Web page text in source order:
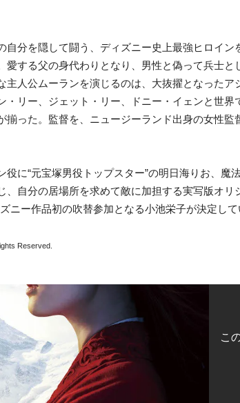
自分を隠して闘う、ディズニー史上最強ヒロイン
愛する父の身代わりとなり、男性と偽って兵士と
主人公ムーランを演じるのは、大抜擢となったア
・リー、ジェット・リー、ドニー・イェンと世界
揃った。監督を、ニュージーランド出身の女性監
役に“元宝塚男役トップス ター”の明日海りお、魔
、自分の居場所を求めて敵に加担する実写版オリ
ニー作品初の吹替参加となる小池栄子が決定して
Reserved.
こ